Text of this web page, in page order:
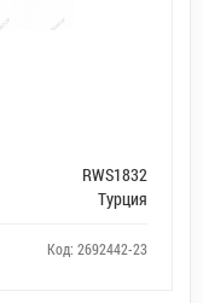
RWS1832
Турция
Код: 2692442-23